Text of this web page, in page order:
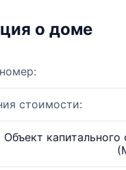
о доме
стоимости:
Объект